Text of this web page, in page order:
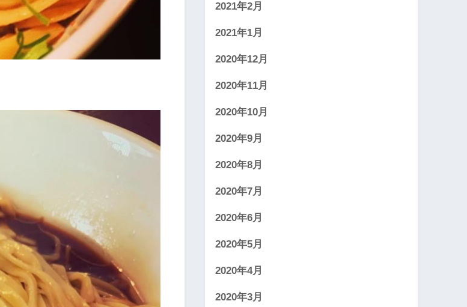
2021年2月
2021年1月
2020年12月
2020年11月
2020年10月
2020年9月
2020年8月
2020年7月
2020年6月
2020年5月
2020年4月
2020年3月